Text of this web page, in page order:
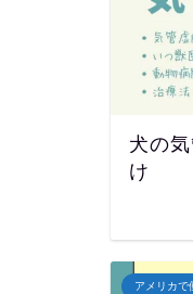
犬の
け
アメリカで